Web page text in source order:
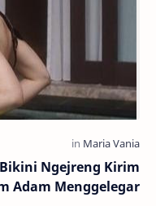
Ngejreng Kirim
Adam Menggelegar!